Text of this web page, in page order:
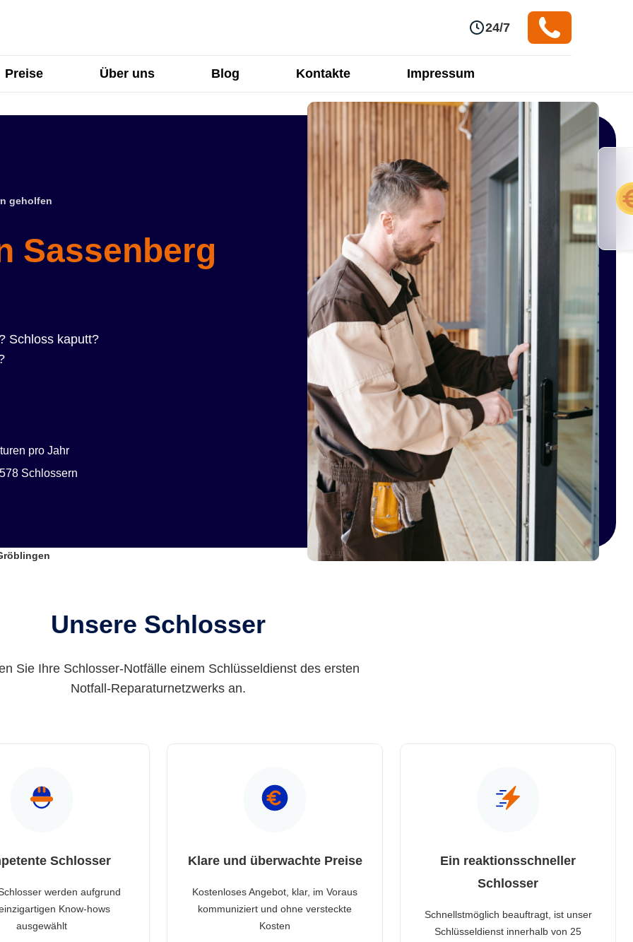
24/7
Preise Über uns Blog Kontakte Impressum
geholfen
Sassenberg
Schloss kaputt?
pro Jahr
Schlossern
Unsere Schlosser
Sie Ihre Schlosser-Notfälle einem Schlüsseldienst des ersten
Notfall-Reparaturnetzwerks an.
Schlosser
werden aufgrund
Know-hows
ausgewählt
Klare und überwachte Preise
Kostenloses Angebot, klar, im Voraus
kommuniziert und ohne versteckte
Kosten
Ein reaktionsschneller
Schlosser
Schnellstmöglich beauftragt, ist unser
Schlüsseldienst innerhalb von 25